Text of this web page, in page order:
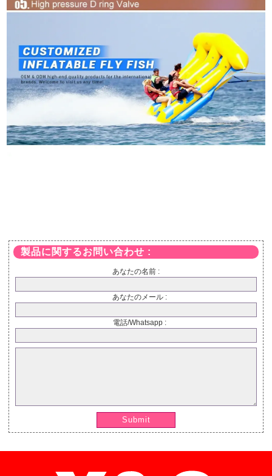
製品に関するお問い合わせ :
あなたの名前 :
あなたのメール :
電話/Whatsapp :
Submit